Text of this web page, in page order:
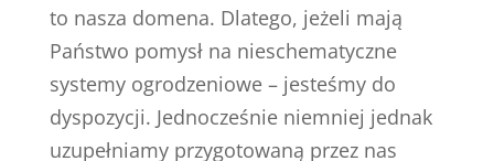
to nasza domena. Dlatego, jeżeli mają
Państwo pomysł na nieschematyczne
systemy ogrodzeniowe – jesteśmy do
dyspozycji. Jednocześnie niemniej jednak
uzupełniamy przygotowaną przez nas